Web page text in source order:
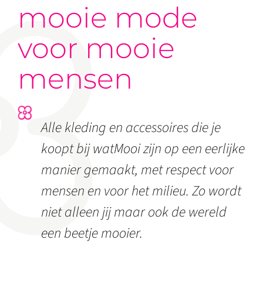
mooie mode
voor mooie
mensen
Alle kleding en accessoires die je
koopt bij watMooi zijn op een eerlijke
manier gemaakt, met respect voor
mensen en voor het milieu. Zo wordt
niet alleen jij maar ook de wereld
een beetje mooier.